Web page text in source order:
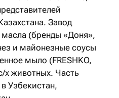
Завод
масла (бренды «Доня»,
и майонезные соусы
мыло (FRESHKO,
х животных. Часть
Узбекистан,